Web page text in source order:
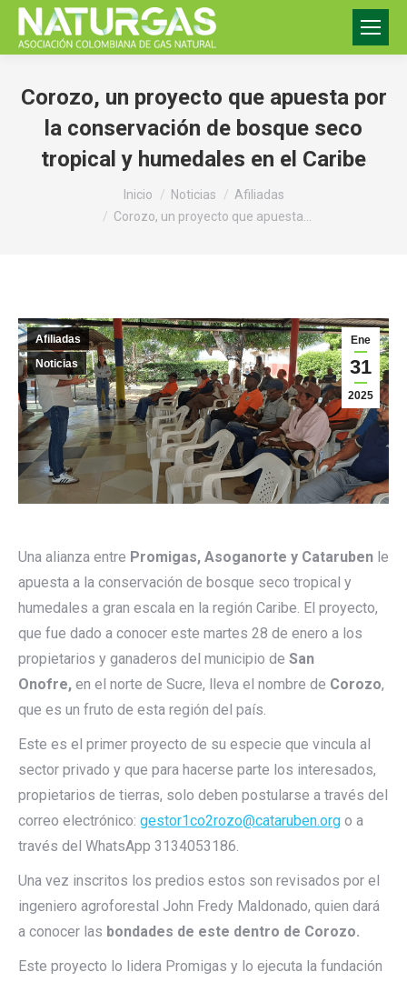
Corozo, un proyecto que apuesta por
la conservación de bosque seco
tropical y humedales en el Caribe
Inicio Noticias
Afiliadas
Corozo, un proyecto que apuesta…
Ene
31
2025
Afiliadas
Noticias
Una alianza entre Promigas, Asoganorte y Cataruben le
apuesta a la conservación de bosque seco tropical y
humedales a gran escala en la región Caribe. El proyecto,
que fue dado a conocer este martes 28 de enero a los
propietarios y ganaderos del municipio de San
Onofre, en el norte de Sucre, lleva el nombre de Corozo,
que es un fruto de esta región del país.
Este es el primer proyecto de su especie que vincula al
sector privado y que para hacerse parte los interesados,
propietarios de tierras, solo deben postularse a través del
correo electrónico: gestor1co2rozo@cataruben.org o a
través del WhatsApp 3134053186.
Una vez inscritos los predios estos son revisados por el
ingeniero agroforestal John Fredy Maldonado, quien dará
a conocer las bondades de este dentro de Corozo.
Este proyecto lo lidera Promigas y lo ejecuta la fundación